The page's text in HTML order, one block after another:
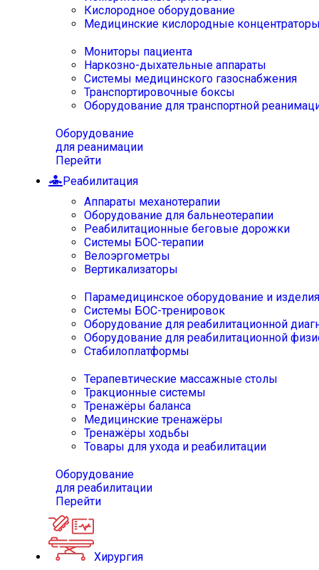
Кислородное оборудование
Медицинские кислородные
Мониторы пациента
Наркозно-дыхательные аппараты
Системы медицинского газоснабжения
Транспортировочные боксы
Оборудование для транспортной
Оборудование
для реанимации
Перейти
Реабилитация
Аппараты механотерапии
Оборудование для бальнеотерапии
Реабилитационные беговые дорожки
Системы БОС-терапии
Велоэргометры
Вертикализаторы
Парамедицинское оборудование и изделия
Системы БОС-тренировок
Оборудование для реабилитационной
Оборудование для реабилитационной
Стабилоплатформы
Терапевтические массажные столы
Тракционные системы
Тренажёры баланса
Медицинские тренажёры
Тренажёры ходьбы
Товары для ухода и реабилитации
Оборудование
для реабилитации
Перейти
Хирургия